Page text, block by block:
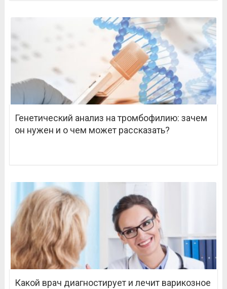
Генетический анализ на тромбофилию: зачем
он нужен и о чем может рассказать?
Какой врач диагностирует и лечит варикозное